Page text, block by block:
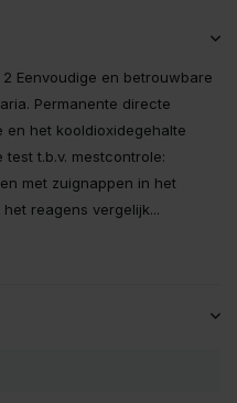
2 Eenvoudige en betrouwbare
Permanente directe
en het kooldioxidegehalte
t.b.v. mestcontrole:
met zuignappen in het
reagens vergelijk...